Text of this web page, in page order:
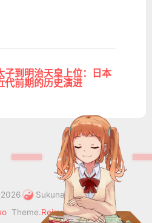
子到明治天皇上位：日本
代前期的历史演进
Sukuna
Theme.Reimu